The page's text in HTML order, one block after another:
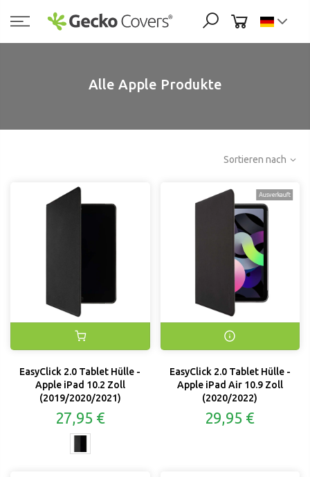
Inhalt
springen
Alle Apple Produkte
Sortieren nach
EasyClick 2.0 Tablet Hülle -
Apple iPad 10.2 Zoll
(2019/2020/2021)
27,95 €
Ausverkauft
EasyClick 2.0 Tablet Hülle -
Apple iPad Air 10.9 Zoll
(2020/2022)
29,95 €